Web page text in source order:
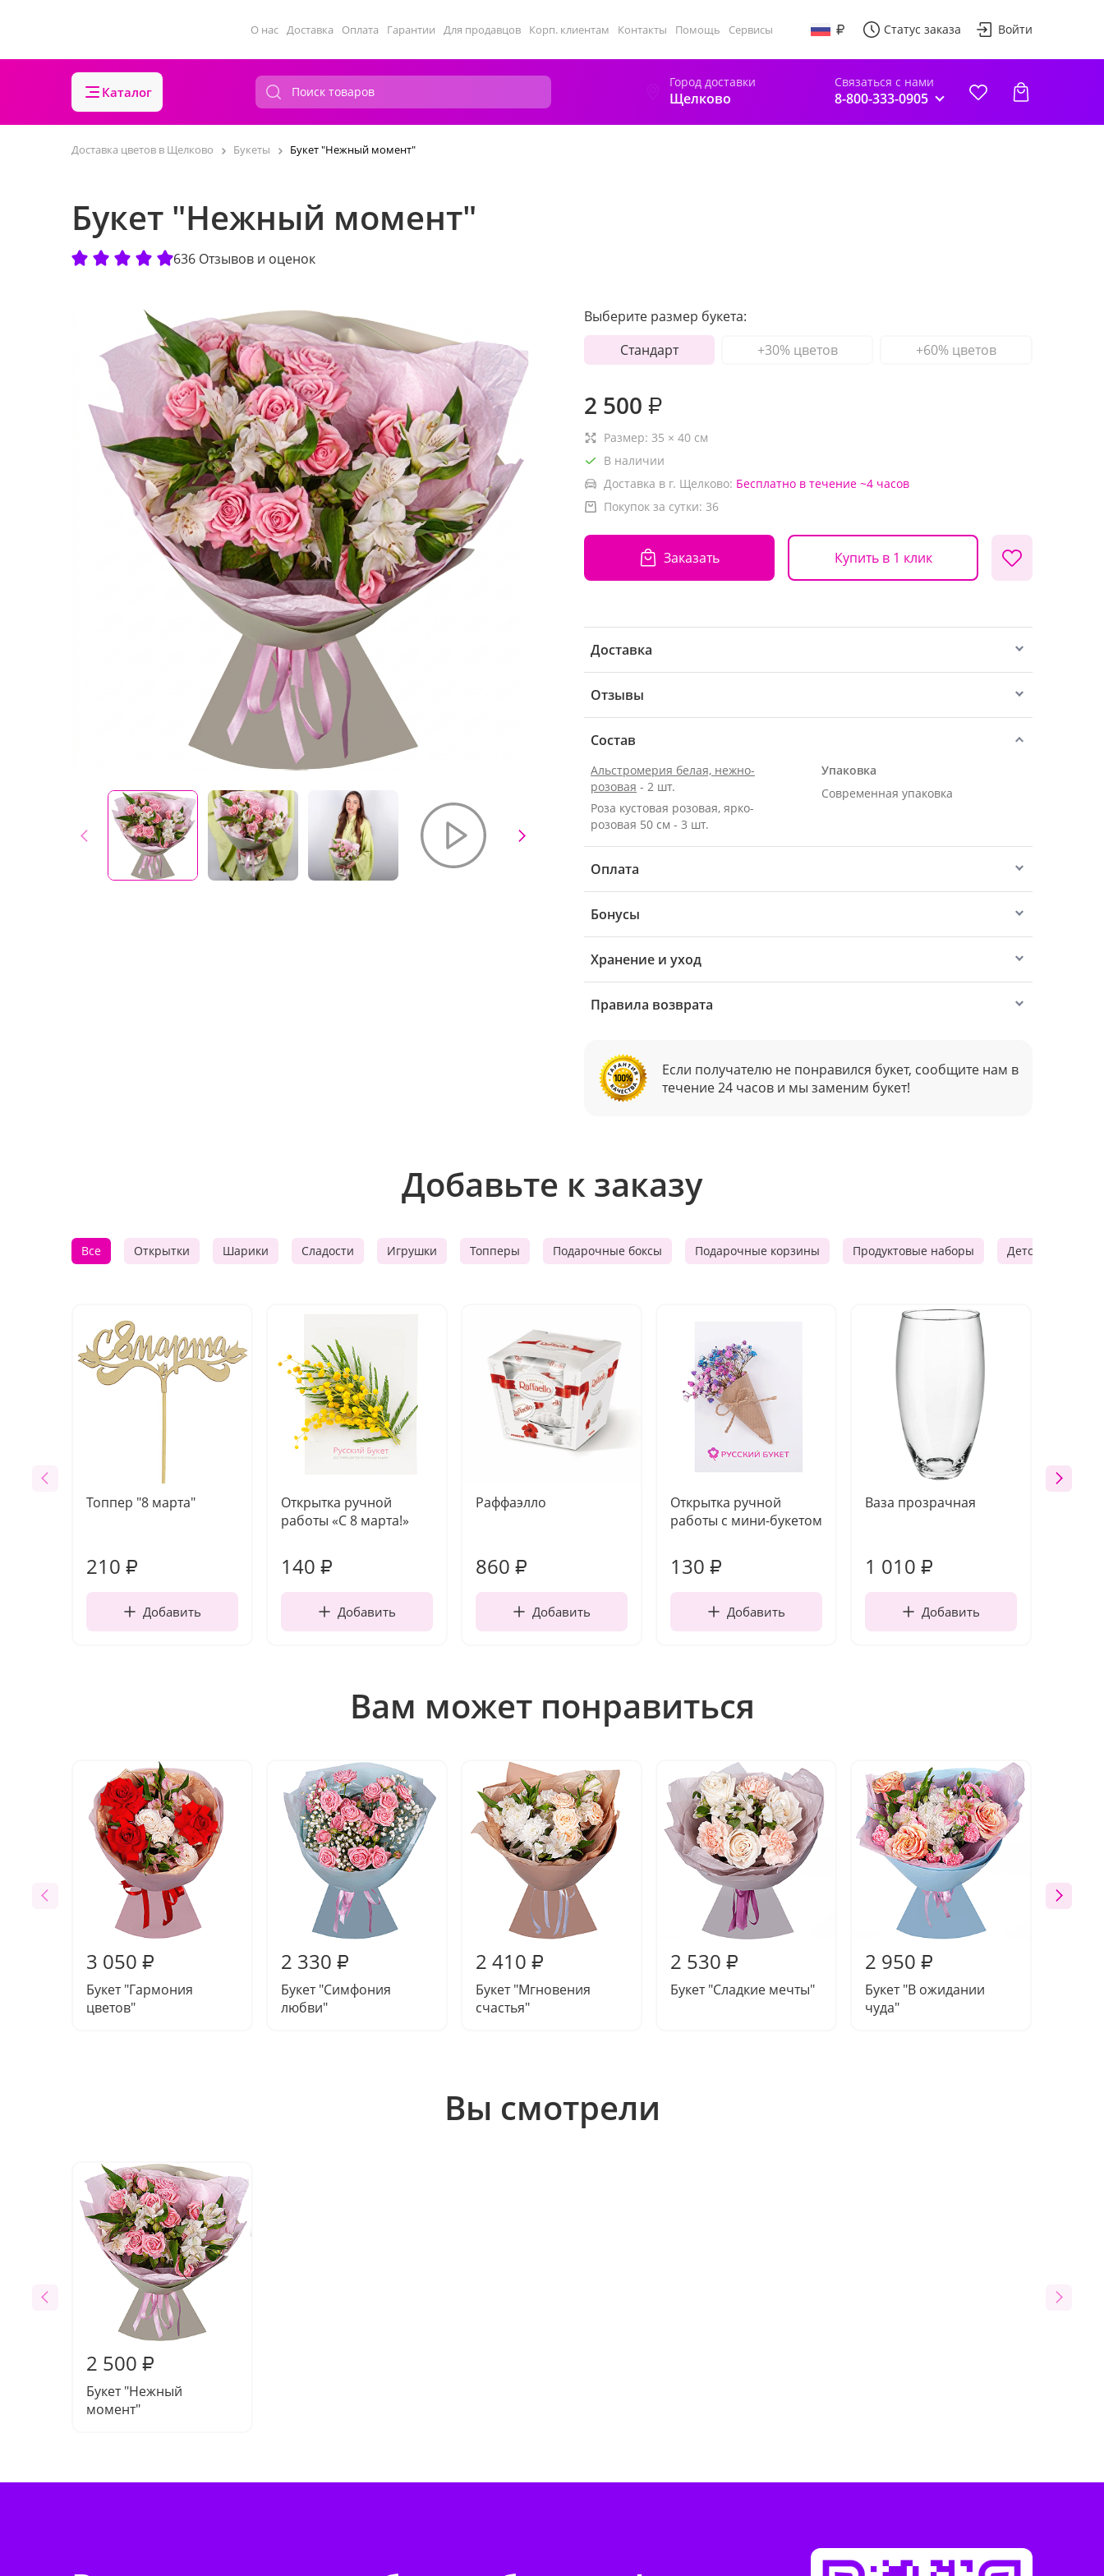
О нас Доставка Оплата Гарантии Для продавцов Корп. клиентам Контакты Помощь Сервисы Статус заказа Войти
Каталог
Город доставки
Щелково
Связаться с нами
8-800-333-0905
Доставка цветов в Щелково Букеты Букет "Нежный момент"
Букет "Нежный момент"
636 Отзывов и оценок
Выберите размер букета:
Стандарт
+30% цветов +60% цветов
2 500 ₽
Размер: 35 × 40 см
В наличии
Доставка в г. Щелково: Бесплатно в течение ~4 часов
Покупок за сутки: 36
Заказать Купить в 1 клик
Доставка
Отзывы
Состав
Альстромерия белая, нежно-
розовая - 2 шт.
Роза кустовая розовая, ярко-
розовая 50 см - 3 шт.
Упаковка
Современная упаковка
Оплата
Бонусы
Хранение и уход
Правила возврата
Если получателю не понравился букет, сообщите нам в
течение 24 часов и мы заменим букет!
Добавьте к заказу
Все Открытки Шарики Сладости Игрушки Топперы Подарочные боксы Подарочные корзины Продуктовые наборы Детские подарки
Топпер "8 марта"
210 ₽
Добавить
Открытка ручной
работы «С 8 марта!»
140 ₽
Добавить
Раффаэлло
860 ₽
Добавить
Открытка ручной
работы с мини-букетом
130 ₽
Добавить
Ваза прозрачная
1 010 ₽
Добавить
Вам может понравиться
3 050 ₽
Букет "Гармония
цветов"
2 330 ₽
Букет "Симфония
любви"
2 410 ₽
Букет "Мгновения
счастья"
2 530 ₽
Букет "Сладкие мечты"
2 950 ₽
Букет "В ожидании
чуда"
Вы смотрели
2 500 ₽
Букет "Нежный
момент"